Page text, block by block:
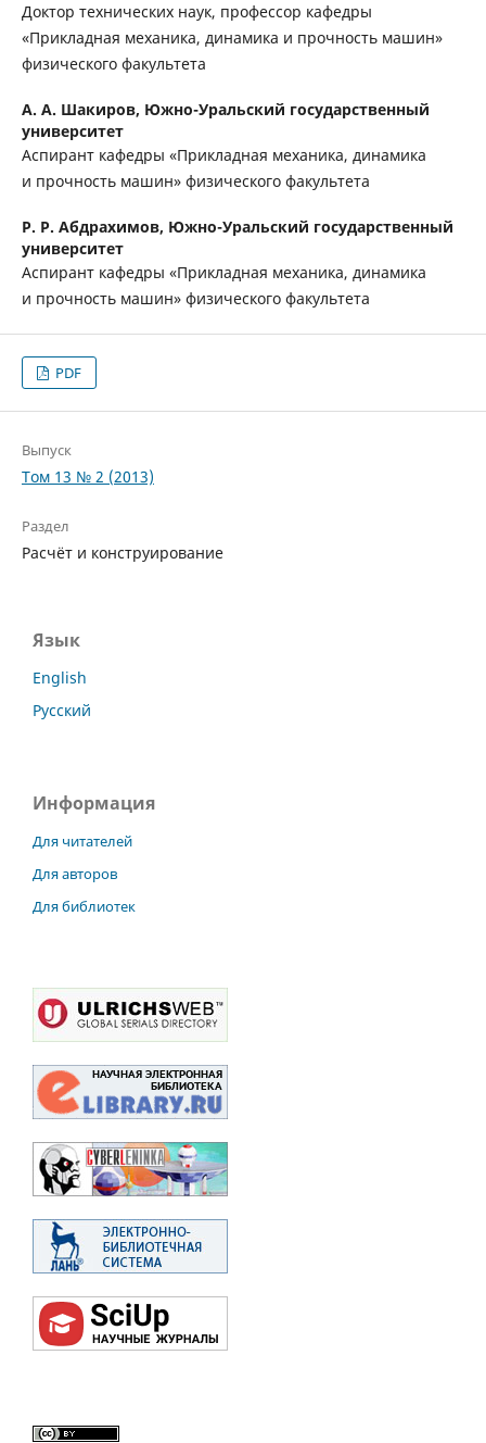
Доктор технических наук, профессор кафедры
«Прикладная механика, динамика и прочность машин»
физического факультета
А. А. Шакиров, Южно-Уральский государственный
университет
Аспирант кафедры «Прикладная механика, динамика
и прочность машин» физического факультета
Р. Р. Абдрахимов, Южно-Уральский государственный
университет
Аспирант кафедры «Прикладная механика, динамика
и прочность машин» физического факультета
PDF
Выпуск
Том 13 № 2 (2013)
Раздел
Расчёт и конструирование
Язык
English
Русский
Информация
Для читателей
Для авторов
Для библиотек